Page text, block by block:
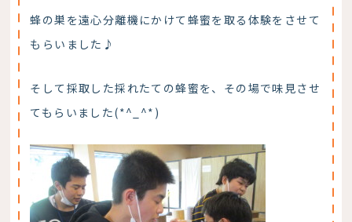
蜂の巣を遠心分離機にかけて蜂蜜を取る体験をさせて
もらいました♪
そして採取した採れたての蜂蜜を、その場で味見させ
てもらいました(*^_^*)